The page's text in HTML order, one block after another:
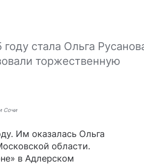
стала Ольга
торжественную
Сочи
Им оказалась Ольга
области.
в Адлерском